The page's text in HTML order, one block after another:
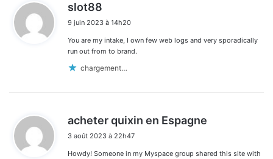
slot88
t
:
9 juin 2023 à 14h20
You are my intake, I own few web logs and very sporadically
run out from to brand.
chargement…
acheter quixin en Espagne
3 août 2023 à 22h47
Howdy! Someone in my Myspace group shared this site with